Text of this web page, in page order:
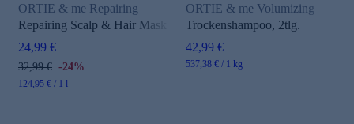
ORTIE & me Repairing
Repairing Scalp & Hair Mask
24,99 €
32,99 € -24%
124,95 € / 1 l
ORTIE & me Volumizing
Trockenshampoo, 2tlg.
42,99 €
537,38 € / 1 kg